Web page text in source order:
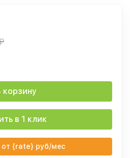
корзину
в 1 клик
от {rate} руб/мес